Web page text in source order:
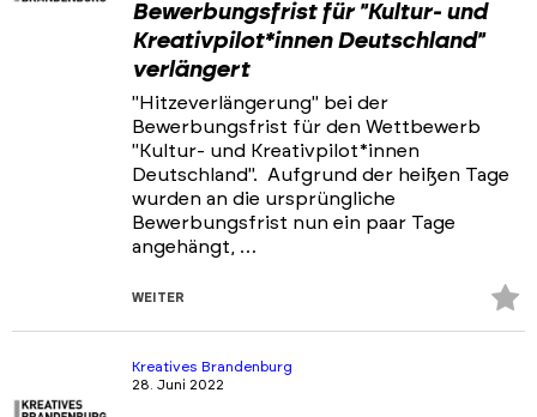
Bewerbungsfrist für "Kultur- und
Kreativpilot*innen Deutschland"
verlängert
"Hitzeverlängerung" bei der
Bewerbungsfrist für den Wettbewerb
"Kultur- und Kreativpilot*innen
Deutschland". Aufgrund der heißen Tage
wurden an die ursprüngliche
Bewerbungsfrist nun ein paar Tage
angehängt, …
WEITER
Kreatives Brandenburg
28. Juni 2022